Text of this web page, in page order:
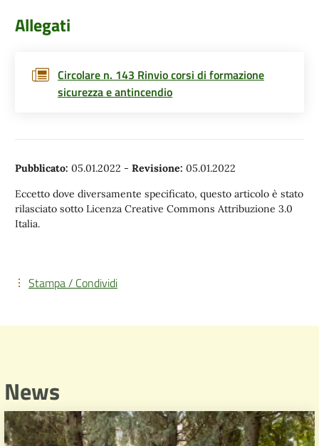
Allegati
Circolare n. 143 Rinvio corsi di formazione
sicurezza e antincendio
Pubblicato: 05.01.2022 - Revisione: 05.01.2022
Eccetto dove diversamente specificato, questo articolo è stato
rilasciato sotto Licenza Creative Commons Attribuzione 3.0
Italia.
Stampa / Condividi
News